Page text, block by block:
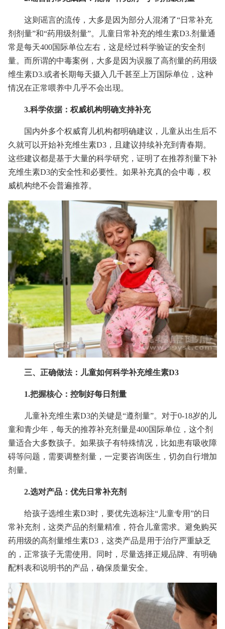
这则谣言的流传，大多是因为部分人混淆了“日常补充
剂剂量”和“药用级剂量”。儿童日常补充的维生素D3.剂量通
常是每天400国际单位左右，这是经过科学验证的安全剂
量。而所谓的中毒案例，大多是因为误服了高剂量的药用级
维生素D3.或者长期每天摄入几千甚至上万国际单位，这种
情况在正常喂养中几乎不会出现。
3.科学依据：权威机构明确支持补充
国内外多个权威育儿机构都明确建议，儿童从出生后不
久就可以开始补充维生素D3，且建议持续补充到青春期。
这些建议都是基于大量的科学研究，证明了在推荐剂量下补
充维生素D3的安全性和必要性。如果补充真的会中毒，权
威机构绝不会普遍推荐。
三、正确做法：儿童如何科学补充维生素D3
1.把握核心：控制好每日剂量
儿童补充维生素D3的关键是“遵剂量”。对于0-18岁的儿
童和青少年，每天的推荐补充剂量是400国际单位，这个剂
量适合大多数孩子。如果孩子有特殊情况，比如患有吸收障
碍等问题，需要调整剂量，一定要咨询医生，切勿自行增加
剂量。
2.选对产品：优先日常补充剂
给孩子选维生素D3时，要优先选标注“儿童专用”的日
常补充剂，这类产品的剂量精准，符合儿童需求。避免购买
药用级的高剂量维生素D3，这类产品是用于治疗严重缺乏
的，正常孩子无需使用。同时，尽量选择正规品牌、有明确
配料表和说明书的产品，确保质量安全。